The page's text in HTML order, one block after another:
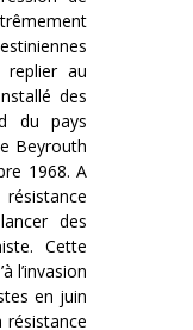
au
des
du pays
Beyrouth
1968. A
des
Cette
l’invasion
en juin
résistance